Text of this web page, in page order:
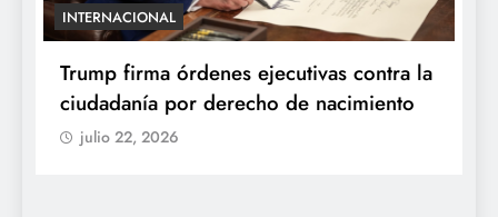
INTERNACIONAL
Trump firma órdenes ejecutivas contra la
ciudadanía por derecho de nacimiento
julio 22, 2026